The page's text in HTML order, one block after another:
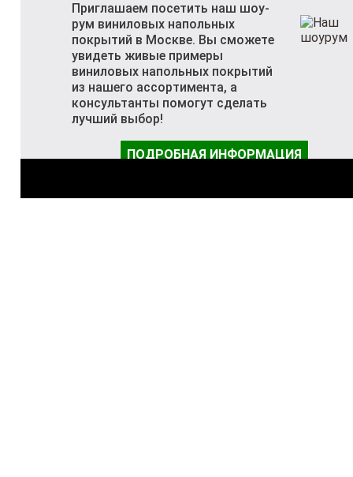
Приглашаем посетить наш шоу-
рум виниловых напольных
покрытий в Москве. Вы сможете
увидеть живые примеры
виниловых напольных покрытий
из нашего ассортимента, а
консультанты помогут сделать
лучший выбор!
ПОДРОБНАЯ ИНФОРМАЦИЯ